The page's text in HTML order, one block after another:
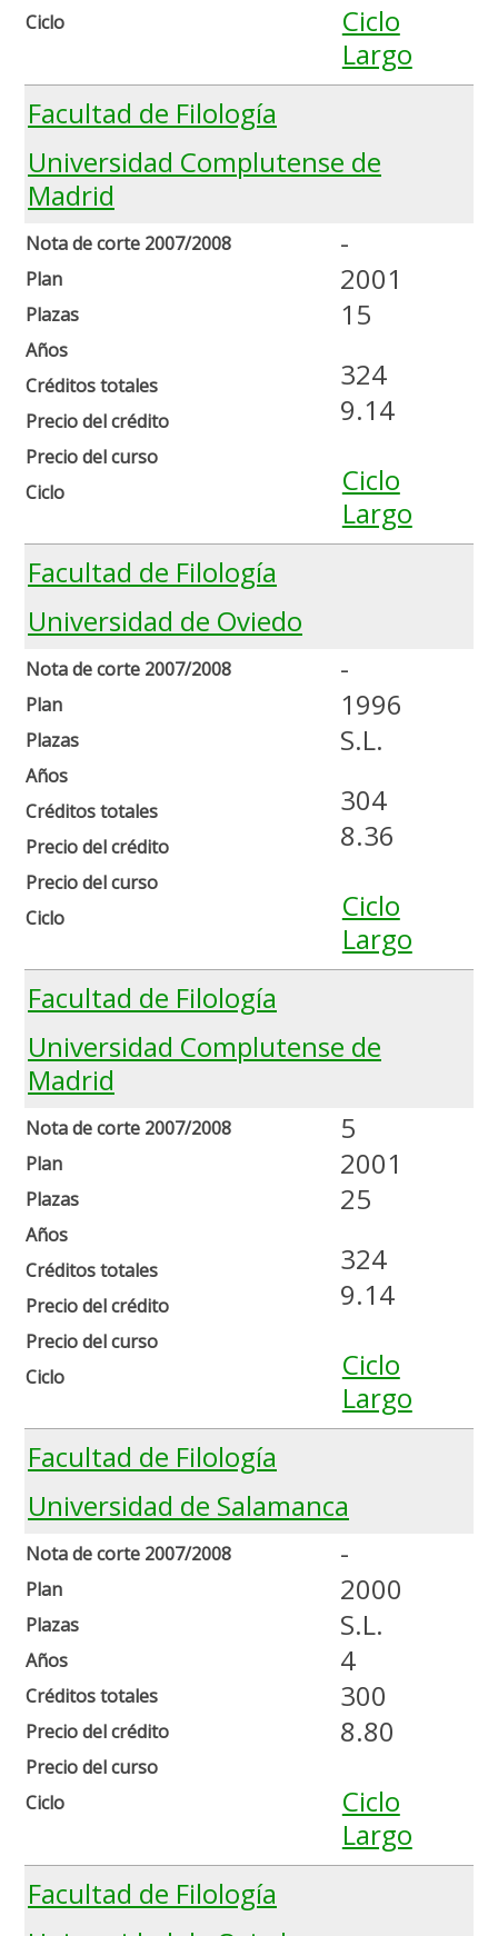
Ciclo
Ciclo
Largo
Facultad de Filología
Universidad Complutense de
Madrid
Nota de corte 2007/2008
Plan
Plazas
Años
Créditos totales
Precio del crédito
Precio del curso
Ciclo
-
2001
15
324
9.14
Ciclo
Largo
Facultad de Filología
Universidad de Oviedo
Nota de corte 2007/2008
Plan
Plazas
Años
Créditos totales
Precio del crédito
Precio del curso
Ciclo
-
1996
S.L.
304
8.36
Ciclo
Largo
Facultad de Filología
Universidad Complutense de
Madrid
Nota de corte 2007/2008
Plan
Plazas
Años
Créditos totales
Precio del crédito
Precio del curso
Ciclo
5
2001
25
324
9.14
Ciclo
Largo
Facultad de Filología
Universidad de Salamanca
Nota de corte 2007/2008
Plan
Plazas
Años
Créditos totales
Precio del crédito
Precio del curso
Ciclo
-
2000
S.L.
4
300
8.80
Ciclo
Largo
Facultad de Filología